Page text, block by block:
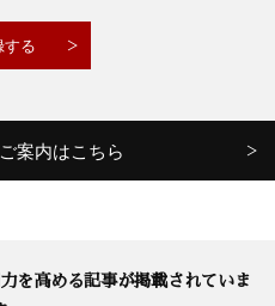
案内はこちら
を高める記事が掲載されていま